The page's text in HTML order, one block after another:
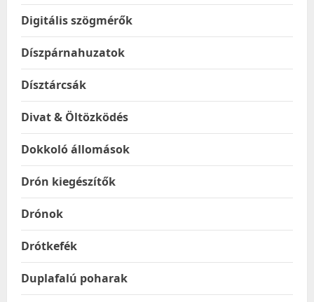
Digitális szögmérők
Díszpárnahuzatok
Dísztárcsák
Divat & Öltözködés
Dokkoló állomások
Drón kiegészítők
Drónok
Drótkefék
Duplafalú poharak